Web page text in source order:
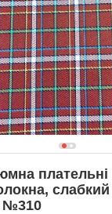
плательні
№310